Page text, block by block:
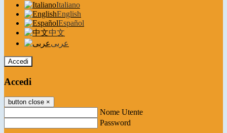
Italiano
English
Español
中文
عربى
Accedi
Accedi
button close ×
Nome Utente
Password